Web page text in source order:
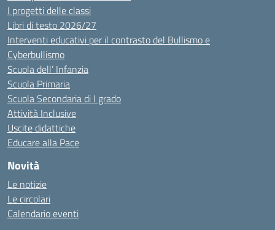
I progetti delle classi
Libri di testo 2026/27
Interventi educativi per il contrasto del Bullismo e
Cyberbullismo
Scuola dell’ Infanzia
Scuola Primaria
Scuola Secondaria di I grado
Attività Inclusive
Uscite didattiche
Educare alla Pace
Novità
Le notizie
Le circolari
Calendario eventi